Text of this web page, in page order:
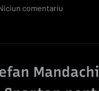
comentariu
şi
brandul